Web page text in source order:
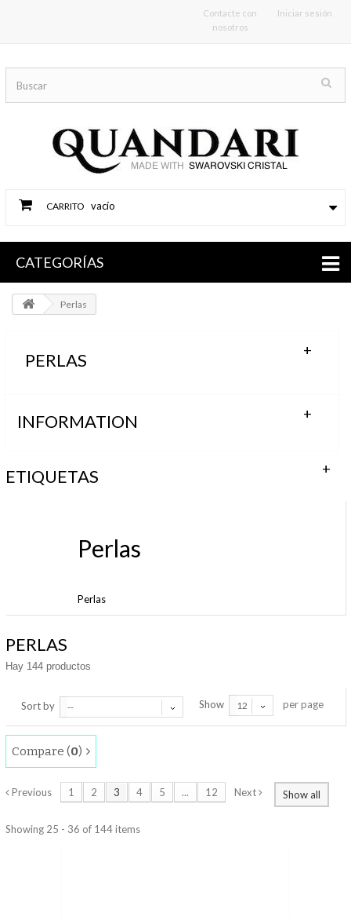
Iniciar sesión
Contacte con
nosotros
CARRITO vacío
CATEGORÍAS
Perlas
PERLAS
INFORMATION
ETIQUETAS
Perlas
Perlas
PERLAS
Hay 144 productos
Sort by -- Show 12 per page
Compare (0)
Show all
Previous 1 2 3 4 5 ... 12 Next
Showing 25 - 36 of 144 items